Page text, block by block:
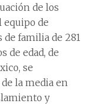
de los
equipo de
familia de 281
de edad, de
se
la media en
y